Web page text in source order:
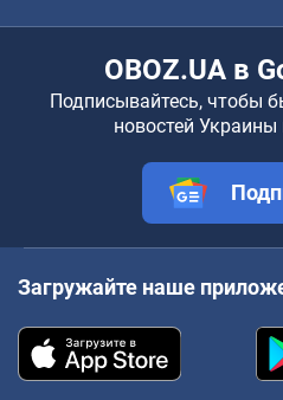
OBOZ.UA в
Подписывайтесь, чтобы
новостей
Загружайте наше